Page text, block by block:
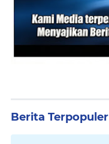
Berita Terpopuler